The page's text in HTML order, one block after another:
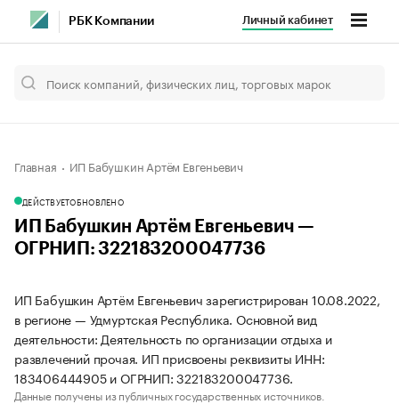
РБК Компании Личный кабинет
Главная ИП Бабушкин Артём Евгеньевич
ДЕЙСТВУЕТОБНОВЛЕНО
ИП Бабушкин Артём Евгеньевич —
ОГРНИП: 322183200047736
ИП Бабушкин Артём Евгеньевич зарегистрирован 10.08.2022,
в регионе — Удмуртская Республика. Основной вид
деятельности: Деятельность по организации отдыха и
развлечений прочая. ИП присвоены реквизиты ИНН:
183406444905 и ОГРНИП: 322183200047736.
Данные получены из публичных государственных источников.